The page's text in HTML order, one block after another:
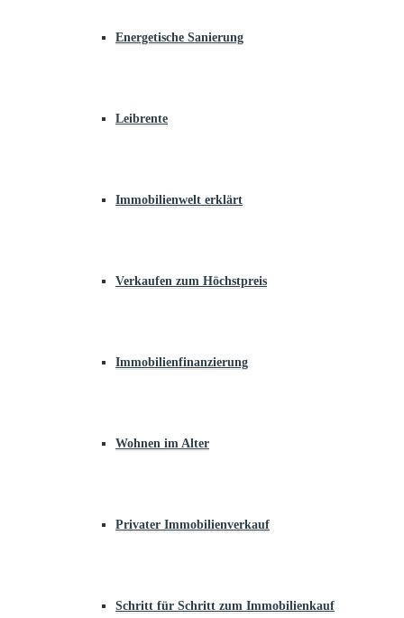
Energetische Sanierung
Leibrente
Immobilienwelt erklärt
Verkaufen zum Höchstpreis
Immobilienfinanzierung
Wohnen im Alter
Privater Immobilienverkauf
Schritt für Schritt zum Immobilienkauf